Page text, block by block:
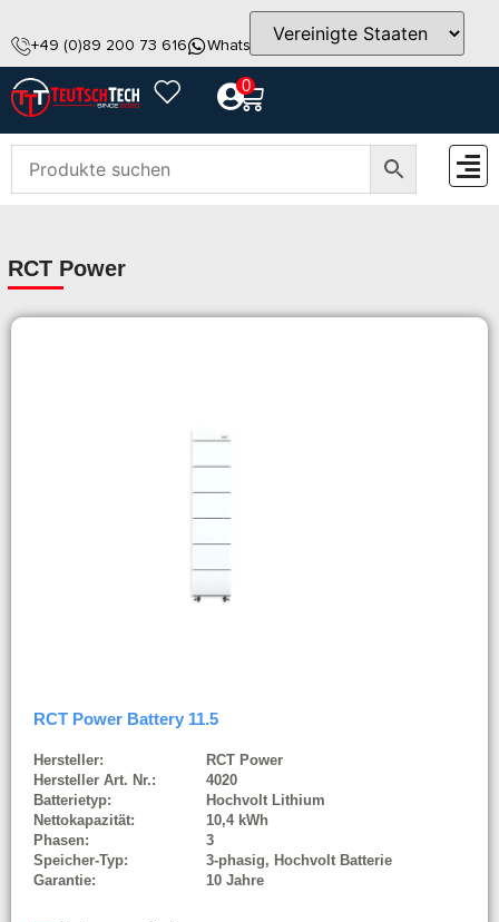
+49 (0)89 200 73 616 WhatsApp info@teutschtech.com
0
RCT Power
RCT Power Battery 11.5
Hersteller:
RCT Power
Hersteller Art. Nr.:
4020
Batterietyp:
Hochvolt Lithium
Nettokapazität:
10,4 kWh
Phasen:
3
Speicher-Typ:
3-phasig, Hochvolt Batterie
Garantie:
10 Jahre